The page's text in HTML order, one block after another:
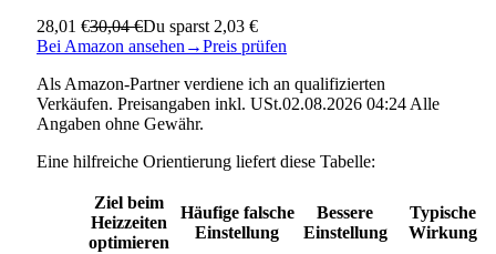
28,01 €30,04 €Du sparst 2,03 €
Bei Amazon ansehen →Preis prüfen
Als Amazon-Partner verdiene ich an qualifizierten
Verkäufen. Preisangaben inkl. USt.02.08.2026 04:24 Alle
Angaben ohne Gewähr.
Eine hilfreiche Orientierung liefert diese Tabelle:
Ziel beim
Heizzeiten
optimieren
Häufige falsche
Einstellung
Bessere
Einstellung
Typische
Wirkung